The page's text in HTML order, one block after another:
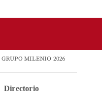
MILENIO 2026
Directorio